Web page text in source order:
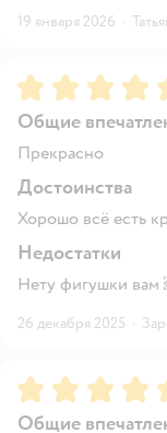
19 января 2026 ·
Рейтинг:5
Общие
Прекрасно
Достоинства
Хорошо всё есть
Недостатки
Нету фигушки
26 декабря 2025 ·
Рейтинг:5
Общие